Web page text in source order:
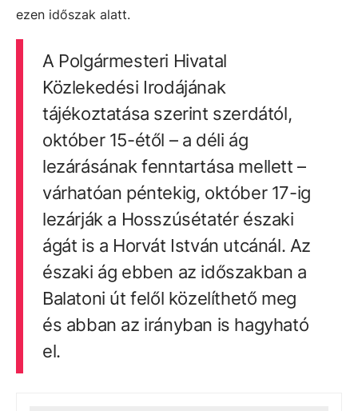
ezen időszak alatt.
A Polgármesteri Hivatal
Közlekedési Irodájának
tájékoztatása szerint szerdától,
október 15-étől – a déli ág
lezárásának fenntartása mellett –
várhatóan péntekig, október 17-ig
lezárják a Hosszúsétatér északi
ágát is a Horvát István utcánál. Az
északi ág ebben az időszakban a
Balatoni út felől közelíthető meg
és abban az irányban is hagyható
el.